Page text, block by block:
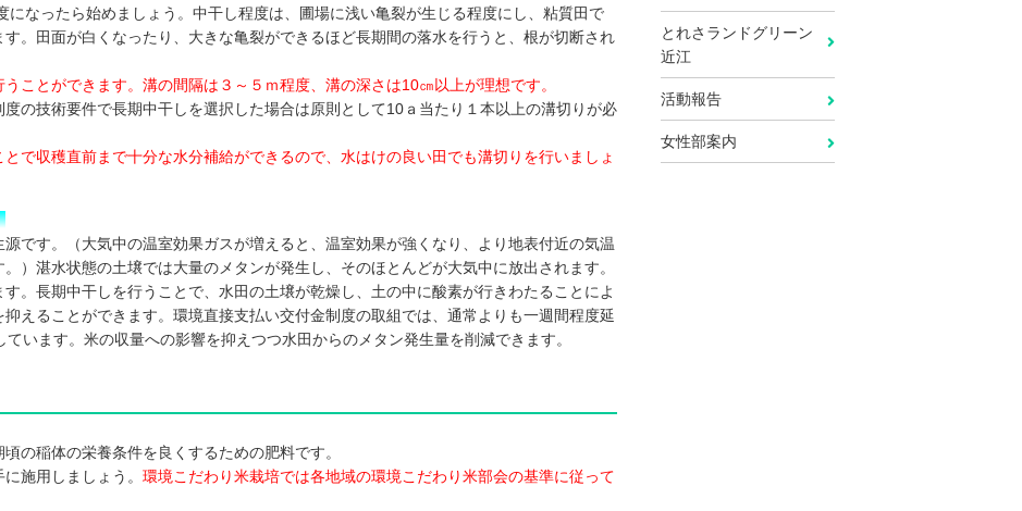
なったら始めましょう。中干し程度は、圃場に浅い亀裂が生じる程度にし、粘質田で
。田面が白くなったり、大きな亀裂ができるほど長期間の落水を行うと、根が切断され
ことができます。溝の間隔は３～５ｍ程度、溝の深さは10㎝以上が理想です。
度の技術要件で長期中干しを選択した場合は原則として10ａ当たり１本以上の溝切りが必
で収穫直前まで十分な水分補給ができるので、水はけの良い田でも溝切りを行いましょ
です。（大気中の温室効果ガスが増えると、温室効果が強くなり、より地表付近の気温
）湛水状態の土壌では大量のメタンが発生し、そのほとんどが大気中に放出されます。
。長期中干しを行うことで、水田の土壌が乾燥し、土の中に酸素が行きわたることによ
えることができます。環境直接支払い交付金制度の取組では、通常よりも一週間程度延
います。米の収量への影響を抑えつつ水田からのメタン発生量を削減できます。
の稲体の栄養条件を良くするための肥料です。
施用しましょう。 環境こだわり米栽培では各地域の環境こだわり米部会の基準に従って
とれさランドグリーン
近江
活動報告
女性部案内